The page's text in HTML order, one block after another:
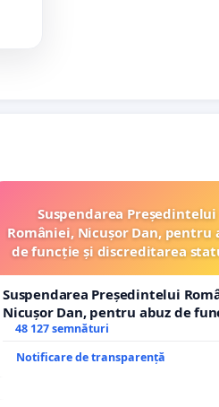
Suspendarea Președintelui
României, Nicușor Dan, pentru
de funcție și discreditarea
Suspendarea Președintelui
Nicușor Dan, pentru abuz de
și discreditarea statului
48 127 semnături
Notificare de transparență